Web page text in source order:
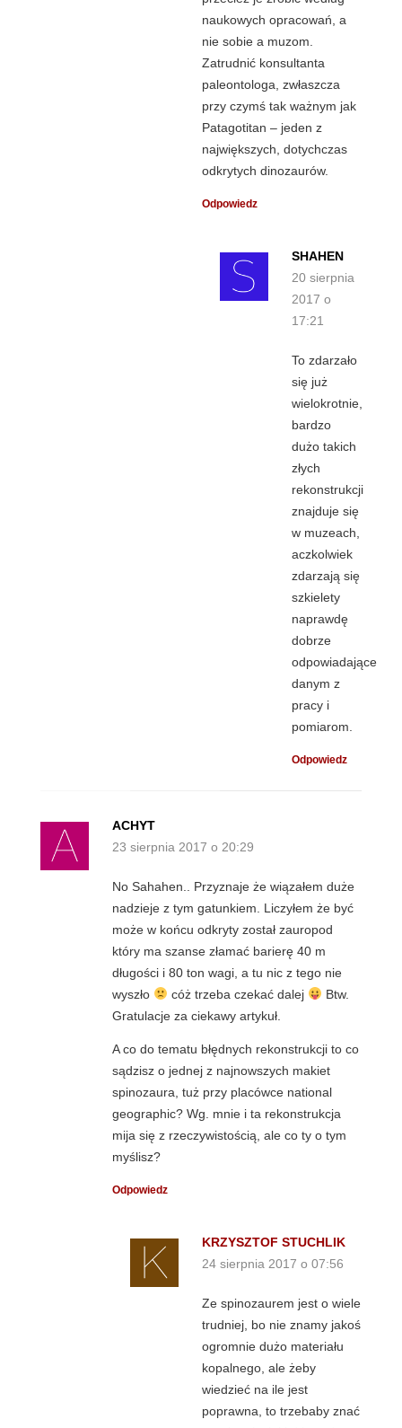
naukowych opracowań, a
nie sobie a muzom.
Zatrudnić konsultanta
paleontologa, zwłaszcza
przy czymś tak ważnym jak
Patagotitan – jeden z
największych, dotychczas
odkrytych dinozaurów.
Odpowiedz
SHAHEN
20 sierpnia
2017 o
17:21
To zdarzało
się już
wielokrotnie,
bardzo
dużo takich
złych
rekonstrukcji
znajduje się
w muzeach,
aczkolwiek
zdarzają się
szkielety
naprawdę
dobrze
odpowiadające
danym z
pracy i
pomiarom.
Odpowiedz
ACHYT
23 sierpnia 2017 o 20:29
No Sahahen.. Przyznaje że wiązałem duże
nadzieje z tym gatunkiem. Liczyłem że być
może w końcu odkryty został zauropod
który ma szanse złamać barierę 40 m
długości i 80 ton wagi, a tu nic z tego nie
wyszło
cóż trzeba czekać dalej
Btw.
Gratulacje za ciekawy artykuł.
A co do tematu błędnych rekonstrukcji to co
sądzisz o jednej z najnowszych makiet
spinozaura, tuż przy placówce national
geographic? Wg. mnie i ta rekonstrukcja
mija się z rzeczywistością, ale co ty o tym
myślisz?
Odpowiedz
KRZYSZTOF STUCHLIK
24 sierpnia 2017 o 07:56
Ze spinozaurem jest o wiele
trudniej, bo nie znamy jakoś
ogromnie dużo materiału
kopalnego, ale żeby
wiedzieć na ile jest
poprawna, to trzebaby znać